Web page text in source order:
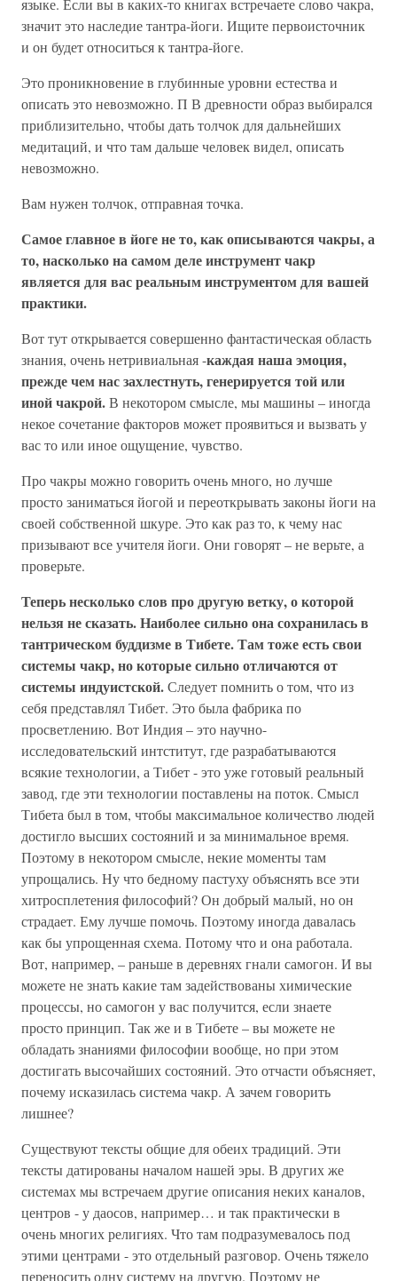
языке. Если вы в каких-то книгах встречаете слово чакра,
значит это наследие тантра-йоги. Ищите первоисточник
и он будет относиться к тантра-йоге.
Это проникновение в глубинные уровни естества и
описать это невозможно. П В древности образ выбирался
приблизительно, чтобы дать толчок для дальнейших
медитаций, и что там дальше человек видел, описать
невозможно.
Вам нужен толчок, отправная точка.
Самое главное в йоге не то, как описываются чакры, а
то, насколько на самом деле инструмент чакр
является для вас реальным инструментом для вашей
практики.
Вот тут открывается совершенно фантастическая область
знания, очень нетривиальная -каждая наша эмоция,
прежде чем нас захлестнуть, генерируется той или
иной чакрой.В некотором смысле, мы машины – иногда
некое сочетание факторов может проявиться и вызвать у
вас то или иное ощущение, чувство.
Про чакры можно говорить очень много, но лучше
просто заниматься йогой и переоткрывать законы йоги на
своей собственной шкуре. Это как раз то, к чему нас
призывают все учителя йоги. Они говорят – не верьте, а
проверьте.
Теперь несколько слов про другую ветку, о которой
нельзя не сказать. Наиболее сильно она сохранилась в
тантрическом буддизме в Тибете. Там тоже есть свои
системы чакр, но которые сильно отличаются от
системы индуистской.Следует помнить о том, что из
себя представлял Тибет. Это была фабрика по
просветлению. Вот Индия – это научно-
исследовательский интститут, где разрабатываются
всякие технологии, а Тибет - это уже готовый реальный
завод, где эти технологии поставлены на поток. Смысл
Тибета был в том, чтобы максимальное количество людей
достигло высших состояний и за минимальное время.
Поэтому в некотором смысле, некие моменты там
упрощались. Ну что бедному пастуху объяснять все эти
хитросплетения философий? Он добрый малый, но он
страдает. Ему лучше помочь. Поэтому иногда давалась
как бы упрощенная схема. Потому что и она работала.
Вот, например, – раньше в деревнях гнали самогон. И вы
можете не знать какие там задействованы химические
процессы, но самогон у вас получится, если знаете
просто принцип. Так же и в Тибете – вы можете не
обладать знаниями философии вообще, но при этом
достигать высочайших состояний. Это отчасти объясняет,
почему исказилась система чакр. А зачем говорить
лишнее?
Существуют тексты общие для обеих традиций. Эти
тексты датированы началом нашей эры. В других же
системах мы встречаем другие описания неких каналов,
центров - у даосов, например… и так практически в
очень многих религиях. Что там подразумевалось под
этими центрами - это отдельный разговор. Очень тяжело
переносить одну систему на другую. Поэтому не